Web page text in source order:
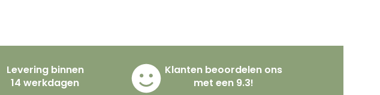
Levering binnen
14 werkdagen
Klanten beoordelen ons
met een 9.3!